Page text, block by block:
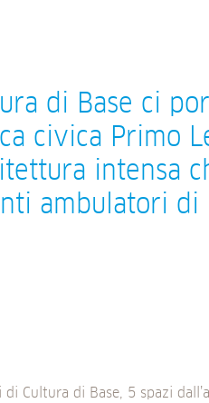
di Base ci
civica Primo
intensa
ambulatori di
Cultura di Base, 5 spazi